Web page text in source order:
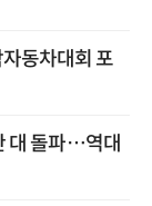
동차대회 포
대 돌파…역대